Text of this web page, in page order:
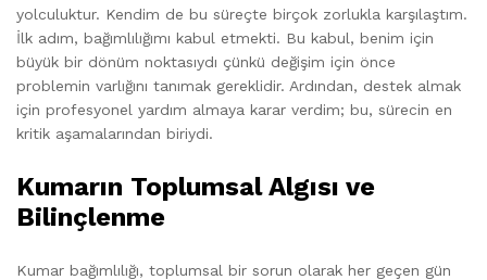
yolculuktur. Kendim de bu süreçte birçok zorlukla karşılaştım.
İlk adım, bağımlılığımı kabul etmekti. Bu kabul, benim için
büyük bir dönüm noktasıydı çünkü değişim için önce
problemin varlığını tanımak gereklidir. Ardından, destek almak
için profesyonel yardım almaya karar verdim; bu, sürecin en
kritik aşamalarından biriydi.
Kumarın Toplumsal Algısı ve
Bilinçlenme
Kumar bağımlılığı, toplumsal bir sorun olarak her geçen gün